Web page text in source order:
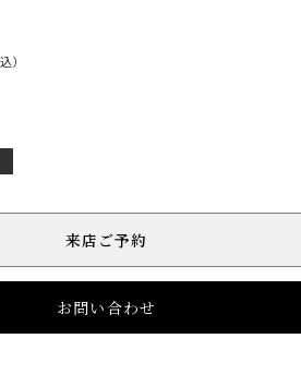
）
来店ご予約
お問い合わせ